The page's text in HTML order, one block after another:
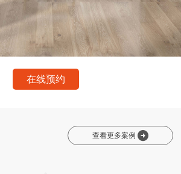
在线预约
查看更多案例 